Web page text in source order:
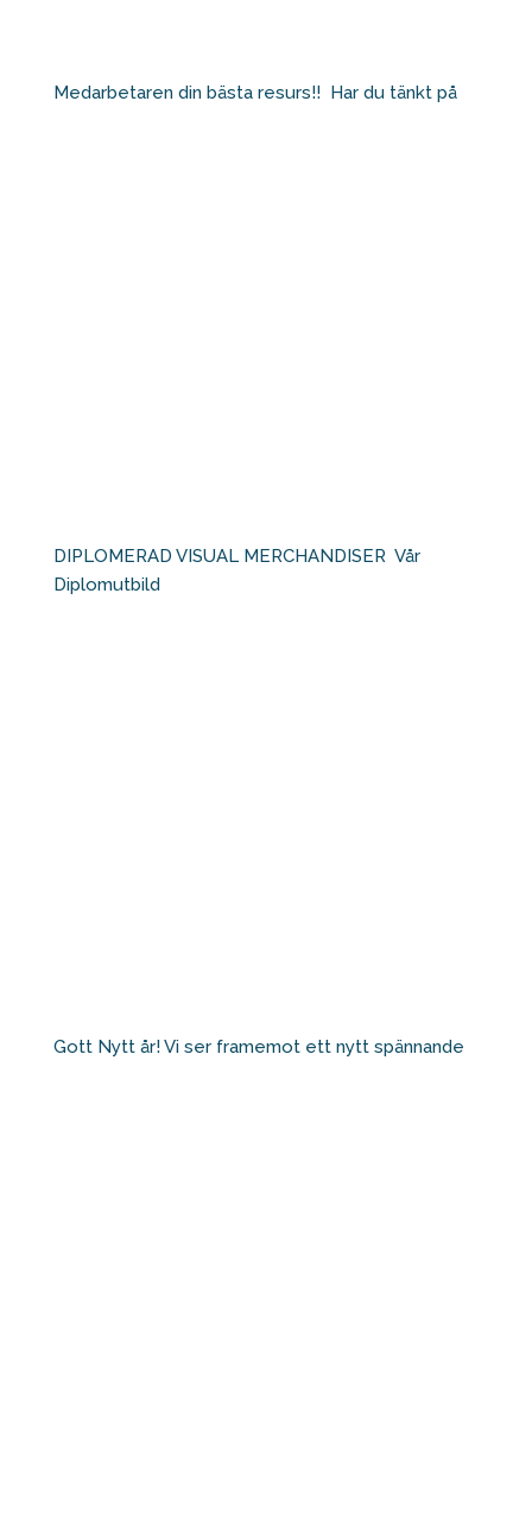
Medarbetaren din bästa resurs!!⁠ ⁠ Har du tänkt på
DIPLOMERAD VISUAL MERCHANDISER⁠ ⁠ Vår
Diplomutbild
Gott Nytt år! Vi ser framemot ett nytt spännande